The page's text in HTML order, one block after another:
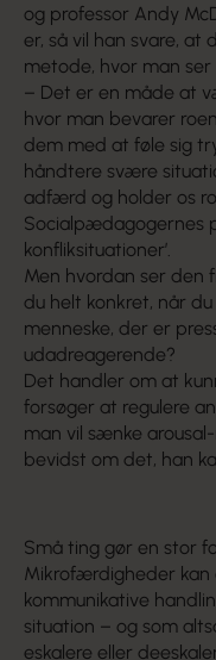
og professor Andy
er, så vil han svare,
metode, hvor man
– Det er en måde at
hvor man bevarer
dem med at føle sig
håndtere svære
adfærd og holder os
Socialpædagogernes
konfliksituationer’.
Men hvordan ser den
du helt konkret, når
menneske, der er
udadreagerende?
Det handler om at
forsøger at regulere
man vil sænke
bevidst om det, han
Små ting gør en stor
Mikrofærdigheder kan
kommunikative
situation – og som
eskalere eller